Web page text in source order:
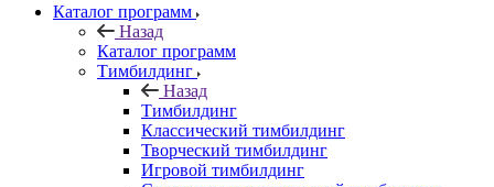
Каталог программ
Назад
Каталог программ
Тимбилдинг
Назад
Тимбилдинг
Классический тимбилдинг
Творческий тимбилдинг
Игровой тимбилдинг